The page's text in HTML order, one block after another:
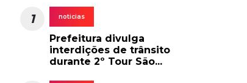
1 noticias
Prefeitura divulga
interdições de trânsito
durante 2º Tour São...